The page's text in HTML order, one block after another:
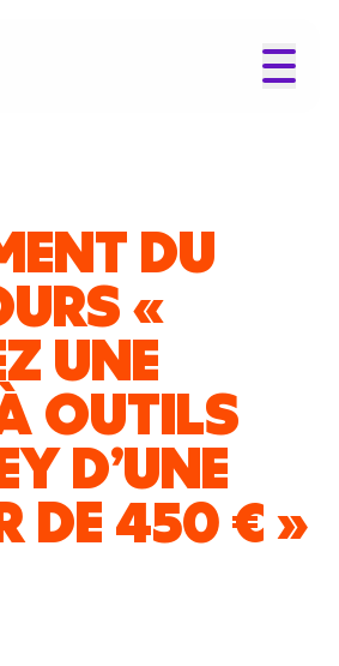
DU
«
UNE
OUTILS
D’UNE
DE 450 € »